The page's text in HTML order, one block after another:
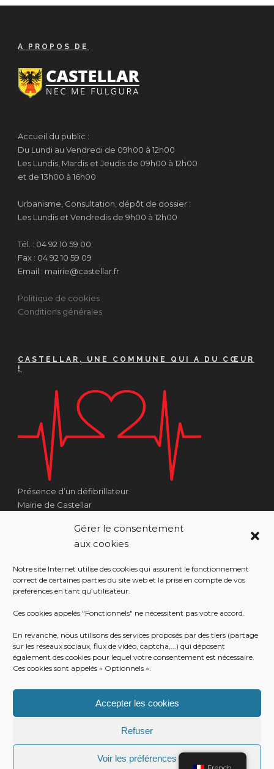
Gérer le consentement
aux cookies
Notre site Internet utilise des cookies qui assurent le fonctionnement
correct de certaines parties du site web et la prise en compte de vos
préférences en tant qu’utilisateur.
Ces cookies appelés "Fonctionnels" ne nécessitent pas votre accord.
En revanche, nous utilisons des services proposés par des tiers (partage
sur les réseaux sociaux, flux de vidéo, captcha,...) qui déposent
également des cookies pour lequel votre consentement est nécessaire.
Ces cookies sont appelés « Optionnels ».
Accepter les cookies
Refuser
Voir les préférences
A PROPOS DE
Accueil du public :
Du Lundi au Vendredi de 09h00 à 12h00
Les Lundis, Mardis et Jeudis de 09h00 à 12h00
et de 13h00 à 16h00
Urbanisme, Consultation, dépôt de dossier :
Les Lundis et Vendredis de 9h00 à 12h00
Tél. : 04 92 10 59 00
Fax : 04 92 10 59 09
Email : mairie@castellar.fr
Politique de cookies
Conditions générales
CASTELLAR, UNE COMMUNE QUI A DU CŒUR
!
Présence d’un défibrillateur
Mairie de Castellar
Côté Escalier Rue Sarrail
06500 Castellar
RÉALISATION